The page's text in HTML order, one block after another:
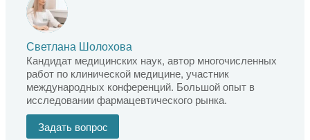
Светлана Шолохова
Кандидат медицинских наук, автор многочисленных
работ по клинической медицине, участник
международных конференций. Большой опыт в
исследовании фармацевтического рынка.
Задать вопрос